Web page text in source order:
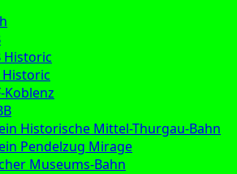
Historic
Historic
Koblenz
Historische Mittel-Thurgau-Bahn
Pendelzug Mirage
Museums-Bahn